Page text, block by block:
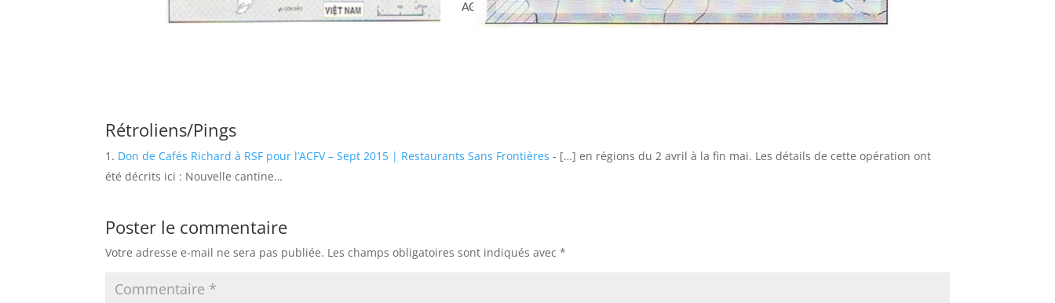
Rétroliens/Pings
Don de Cafés Richard à RSF pour l’ACFV – Sept 2015 | Restaurants Sans Frontières - […] en régions du 2 avril à la fin mai. Les détails de cette opération ont
été décrits ici : Nouvelle cantine…
Poster le commentaire
Votre adresse e-mail ne sera pas publiée. Les champs obligatoires sont indiqués avec*